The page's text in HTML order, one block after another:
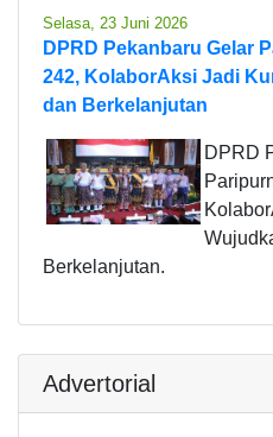
Selasa, 23 Juni 2026
DPRD Pekanbaru Gelar
242, KolaborAksi Jadi
dan Berkelanjutan
DPRD
Berkelanjutan.
Advertorial